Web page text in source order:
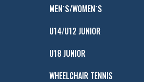
MEN´S/WOMEN´S
U14/U12 JUNIOR
U18 JUNIOR
WHEELCHAIR TENNIS